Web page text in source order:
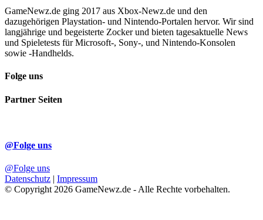
GameNewz.de ging 2017 aus Xbox-Newz.de und den
dazugehörigen Playstation- und Nintendo-Portalen hervor. Wir sind
langjährige und begeisterte Zocker und bieten tagesaktuelle News
und Spieletests für Microsoft-, Sony-, und Nintendo-Konsolen
sowie -Handhelds.
Folge uns
Partner Seiten
@Folge uns
@Folge uns
Datenschutz | Impressum
© Copyright 2026 GameNewz.de - Alle Rechte vorbehalten.